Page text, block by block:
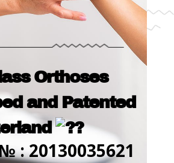
Orthoses
and Patented
: 20130035621